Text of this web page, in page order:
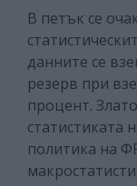
В петък се
данните се
резерв при
процент.
статистиката
политика на